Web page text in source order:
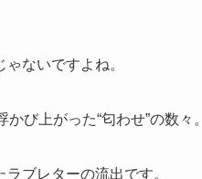
ないですよね。
び上がった“匂わせ”の数々。
ブレターの流出です。